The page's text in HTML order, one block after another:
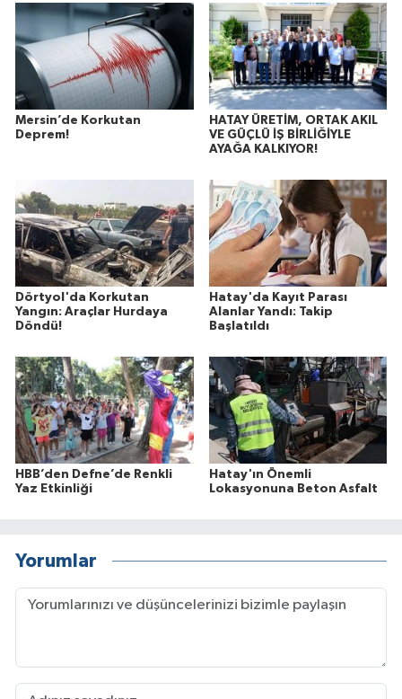
Mersin’de Korkutan
Deprem!
HATAY ÜRETİM, ORTAK AKIL
VE GÜÇLÜ İŞ BİRLİĞİYLE
AYAĞA KALKIYOR!
Dörtyol'da Korkutan
Yangın: Araçlar Hurdaya
Döndü!
Hatay'da Kayıt Parası
Alanlar Yandı: Takip
Başlatıldı
HBB’den Defne’de Renkli
Yaz Etkinliği
Hatay'ın Önemli
Lokasyonuna Beton Asfalt
Yorumlar